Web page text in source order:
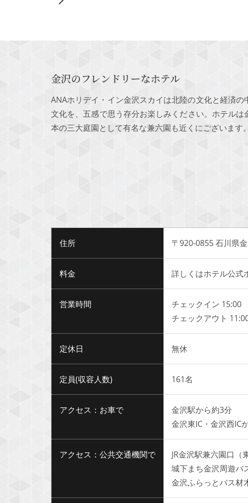
金沢のフレンドリーなホテル
ANAホリデイ・イン金沢スカイは北陸の文化と経済
文化を、五感で思う存分お楽しみください。ホテル
本の三大庭園として有名な兼六園も近くにございます。
住所 〒920-0855 石川県
料金 詳しくはホテル公式
営業時間
チェックイン 15:00
チェックアウト
定休日 無休
定員(収容人数) 161名
アクセス：お車で
金沢駅から約3分
金沢東IC・金沢西IC
アクセス：公共交通機関で
JR金沢駅兼六園口（
城下まち金沢周遊バ
金沢ふらっとバス材